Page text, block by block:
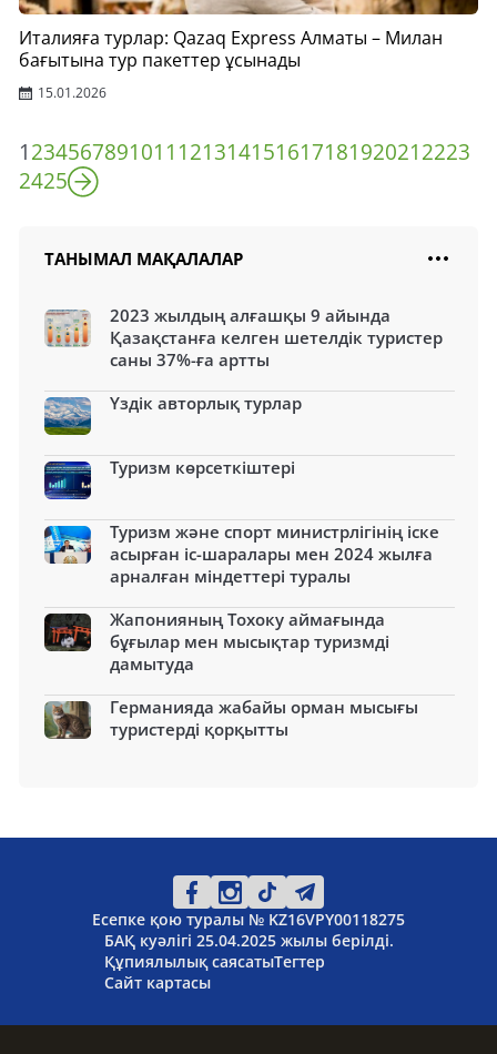
Италияға турлар: Qazaq Express Алматы – Милан
бағытына тур пакеттер ұсынады
15.01.2026
1234567891011 121314151617181920212223
2425
ТАНЫМАЛ МАҚАЛАЛАР
2023 жылдың алғашқы 9 айында
Қазақстанға келген шетелдік туристер
саны 37%-ға артты
Үздік авторлық турлар
Туризм көрсеткіштері
Туризм және спорт министрлігінің іске
асырған іс-шаралары мен 2024 жылға
арналған міндеттері туралы
Жапонияның Тохоку аймағында
бұғылар мен мысықтар туризмді
дамытуда
Германияда жабайы орман мысығы
туристерді қорқытты
Есепке қою туралы № KZ16VPY00118275
БАҚ куәлігі 25.04.2025 жылы берілді.
Құпиялылық саясатыТегтер
Сайт картасы